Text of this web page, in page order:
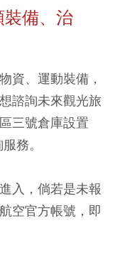
裝備、治
資、運動裝備，
諮詢未來觀光旅
三號倉庫設置
務。
入，倘若是未報
空官方帳號，即